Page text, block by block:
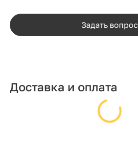
Задать вопрос
Доставка и оплата